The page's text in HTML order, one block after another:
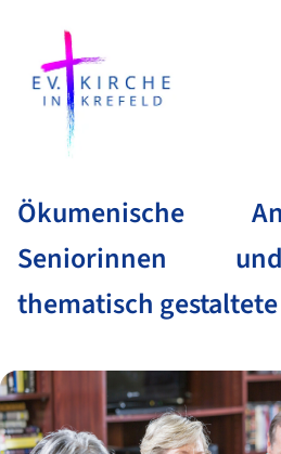
Ökumenische
Seniorinnen
thematisch